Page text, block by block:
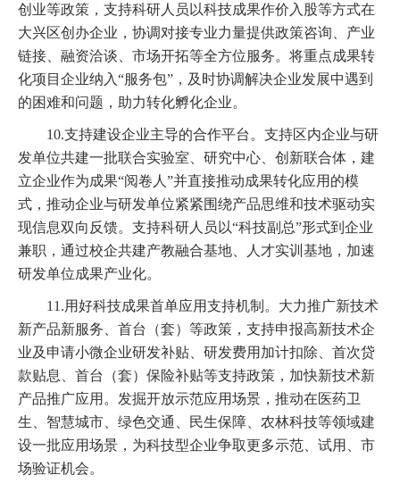
创业等政策，支持科研人员以科技成果作价入股等方式在
大兴区创办企业，协调对接专业力量提供政策咨询、产业
链接、融资洽谈、市场开拓等全方位服务。将重点成果转
化项目企业纳入“服务包”，及时协调解决企业发展中遇到
的困难和问题，助力转化孵化企业。
10.支持建设企业主导的合作平台。支持区内企业与研
发单位共建一批联合实验室、研究中心、创新联合体，建
立企业作为成果“阅卷人”并直接推动成果转化应用的模
式，推动企业与研发单位紧紧围绕产品思维和技术驱动实
现信息双向反馈。支持科研人员以“科技副总”形式到企业
兼职，通过校企共建产教融合基地、人才实训基地，加速
研发单位成果产业化。
11.用好科技成果首单应用支持机制。大力推广新技术
新产品新服务、首台（套）等政策，支持申报高新技术企
业及申请小微企业研发补贴、研发费用加计扣除、首次贷
款贴息、首台（套）保险补贴等支持政策，加快新技术新
产品推广应用。发掘开放示范应用场景，推动在医药卫
生、智慧城市、绿色交通、民生保障、农林科技等领域建
设一批应用场景，为科技型企业争取更多示范、试用、市
场验证机会。